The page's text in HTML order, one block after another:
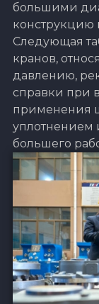
большими
конструкцию
Следующая
кранов,
давлению,
справки при
применения
уплотнением
большего